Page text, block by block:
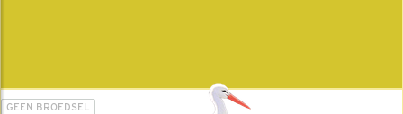
GEEN BROEDSEL